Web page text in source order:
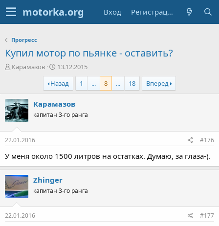
Вход Регистрация
Прогресс
Купил мотор по пьянке - оставить?
А
р
т
е
ы
Карамазов
Д
а
т
а
н
ч
13.12.2015
Назад
1 ... 8 ... 18 Вперед
Карамазов
капитан 3-го ранга
22.01.2016 #176
У меня около 1500 литров на остатках. Думаю, за глаза-).
Zhinger
капитан 3-го ранга
22.01.2016 #177